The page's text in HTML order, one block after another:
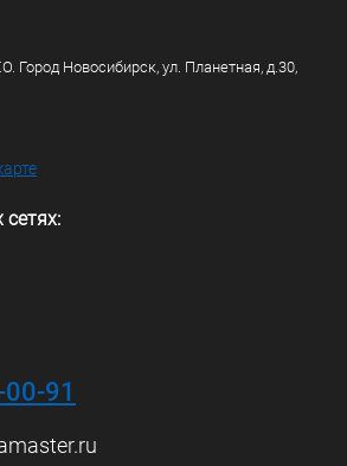
Город Новосибирск, ул. Планетная, д.30,
91